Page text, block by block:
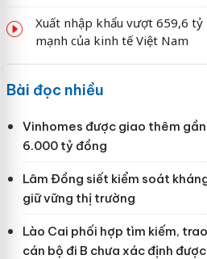
Xuất nhập khẩu vượt 659,6
mạnh của kinh tế Việt Nam
Bài đọc nhiều
Vinhomes được giao thêm
6.000 tỷ đồng
Lâm Đồng siết kiểm soát
giữ vững thị trường
Lào Cai phối hợp tìm kiếm,
cán bộ đi B chưa xác định